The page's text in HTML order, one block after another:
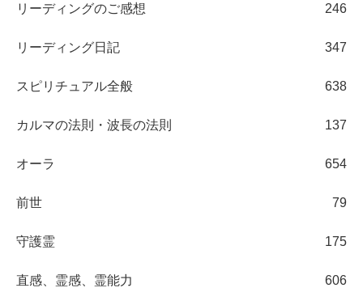
リーディングのご感想 246
リーディング日記 347
スピリチュアル全般 638
カルマの法則・波長の法則 137
オーラ 654
前世 79
守護霊 175
直感、霊感、霊能力 606